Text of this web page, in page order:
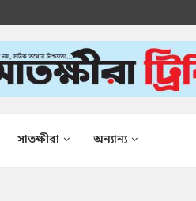
সাতক্ষীরা অন্যান্য